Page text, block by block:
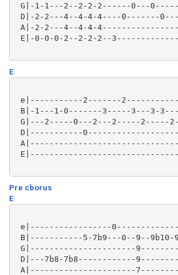
G|-1-1---2--2-2-2------0---
D|-2-2---4--4-4-4----
A|-2-2---4--4-4-
E|-0-0-0-2--2-2-2--
E
e|-----------2-------
B|-1---1-0-------3-----3---3-
G|---2-----0---2---2-----2-----
D|-----------
Pre cborus
E
e|-----------------
B|-----------5-7b9---0--9--9b10-
G|----------------------
D|---7b8-7b8------------
A|----------------------